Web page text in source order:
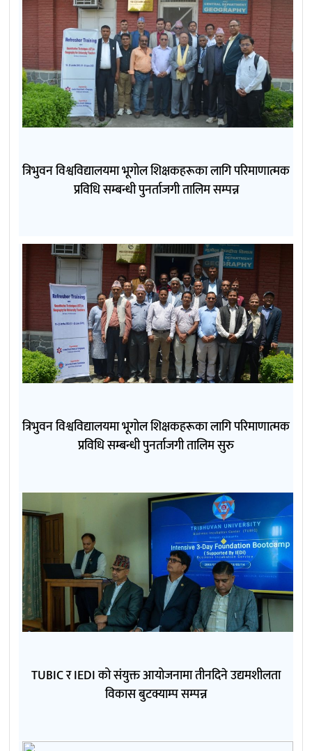
त्रिभुवन विश्वविद्यालयमा भूगोल शिक्षकहरूका लागि परिमाणात्मक
प्रविधि सम्बन्धी पुनर्ताजगी तालिम सम्पन्न
त्रिभुवन विश्वविद्यालयमा भूगोल शिक्षकहरूका लागि परिमाणात्मक
प्रविधि सम्बन्धी पुनर्ताजगी तालिम सुरु
TUBIC र IEDI को संयुक्त आयोजनामा तीनदिने उद्यमशीलता
विकास बुटक्याम्प सम्पन्न